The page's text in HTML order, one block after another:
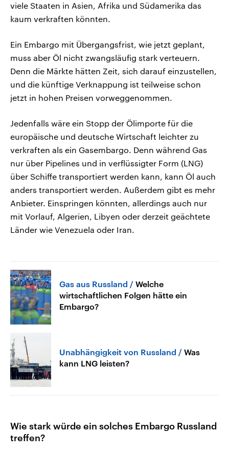
viele Staaten in Asien, Afrika und Südamerika das
kaum verkraften könnten.
Ein Embargo mit Übergangsfrist, wie jetzt geplant,
muss aber Öl nicht zwangsläufig stark verteuern.
Denn die Märkte hätten Zeit, sich darauf einzustellen,
und die künftige Verknappung ist teilweise schon
jetzt in hohen Preisen vorweggenommen.
Jedenfalls wäre ein Stopp der Ölimporte für die
europäische und deutsche Wirtschaft leichter zu
verkraften als ein Gasembargo. Denn während Gas
nur über Pipelines und in verflüssigter Form (LNG)
über Schiffe transportiert werden kann, kann Öl auch
anders transportiert werden. Außerdem gibt es mehr
Anbieter. Einspringen könnten, allerdings auch nur
mit Vorlauf, Algerien, Libyen oder derzeit geächtete
Länder wie Venezuela oder Iran.
Gas aus Russland
Welche
wirtschaftlichen Folgen hätte ein
Embargo?
Unabhängigkeit von Russland
Was
kann LNG leisten?
Wie stark würde ein solches Embargo Russland
treffen?